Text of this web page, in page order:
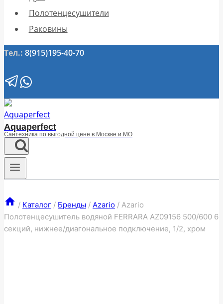
Полотенцесушители
Раковины
Тел.: 8(915)195-40-70
Aquaperfect
Сантехника по выгодной цене в Москве и МО
/ Каталог / Бренды / Azario / Azario
Полотенцесушитель водяной FERRARA AZ09156 500/600 6
секций, нижнее/диагональное подключение, 1/2, хром